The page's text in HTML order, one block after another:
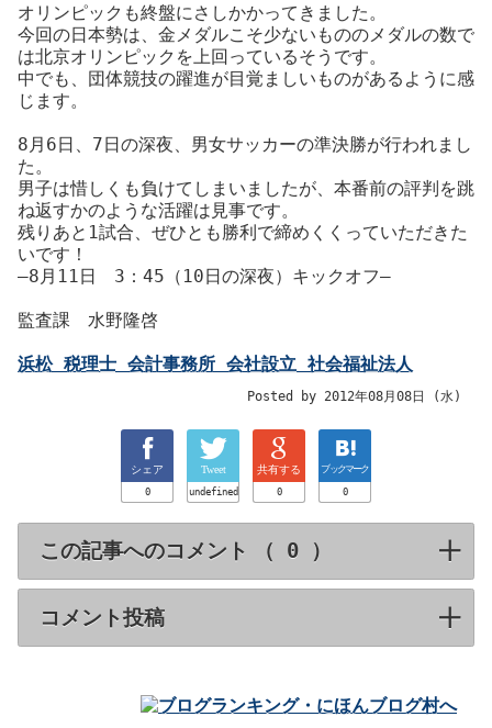
オリンピックも終盤にさしかかってきました。
今回の日本勢は、金メダルこそ少ないもののメダルの数で
は北京オリンピックを上回っているそうです。
中でも、団体競技の躍進が目覚ましいものがあるように感
じます。
8月6日、7日の深夜、男女サッカーの準決勝が行われまし
た。
男子は惜しくも負けてしまいましたが、本番前の評判を跳
ね返すかのような活躍は見事です。
残りあと1試合、ぜひとも勝利で締めくくっていただきた
いです！
―8月11日 3：45（10日の深夜）キックオフ―
監査課 水野隆啓
浜松 税理士 会計事務所 会社設立 社会福祉法人
Posted by 2012年08月08日 (水)
シェア
0
Tweet
undefined
共有する
0
ブックマーク
0
この記事へのコメント （ ） click to
コメント投稿click to expand contents